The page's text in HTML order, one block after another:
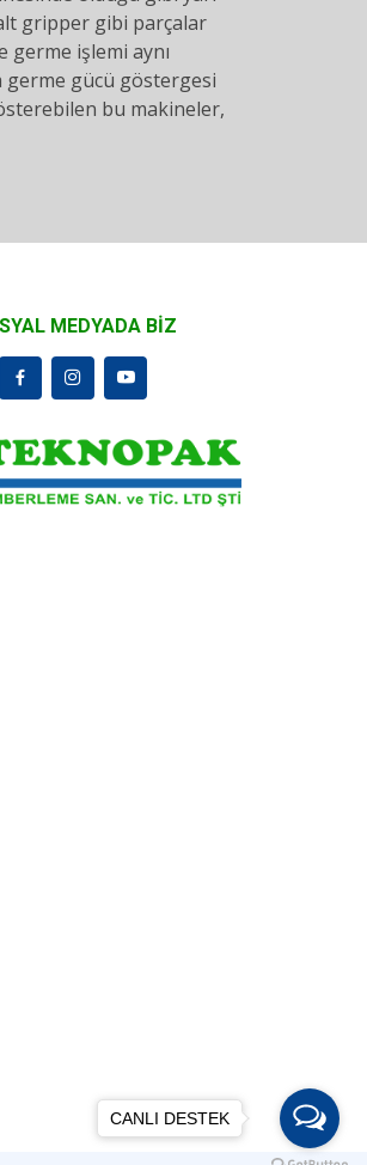
gripper gibi parçalar
germe işlemi aynı
germe gücü göstergesi
bu makineler,
MEDYADA BİZ
CANLI DESTEK